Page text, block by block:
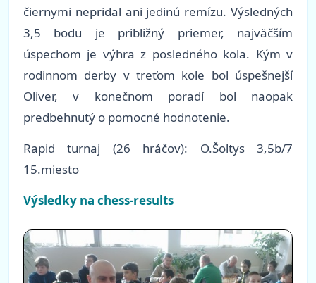
čiernymi nepridal ani jedinú remízu. Výsledných
3,5 bodu je približný priemer, najväčším
úspechom je výhra z posledného kola. Kým v
rodinnom derby v treťom kole bol úspešnejší
Oliver, v konečnom poradí bol naopak
predbehnutý o pomocné hodnotenie.
Rapid turnaj (26 hráčov): O.Šoltys 3,5b/7
15.miesto
Výsledky na chess-results